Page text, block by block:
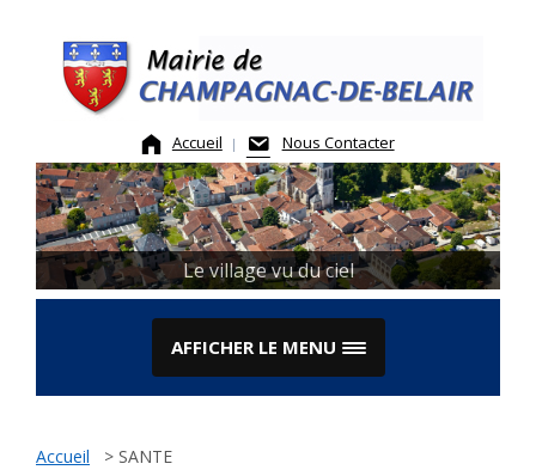
content
Accueil Nous Contacter
Le village vu du ciel
AFFICHER LE MENU
Accueil > SANTE